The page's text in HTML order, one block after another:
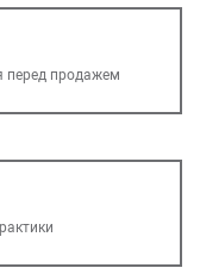
перед продажем